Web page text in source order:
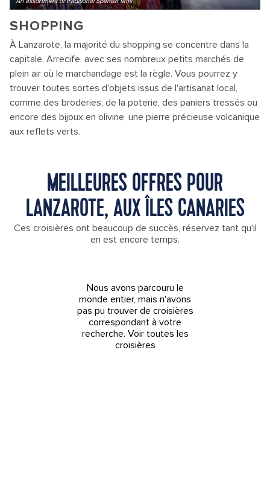
SHOPPING
À Lanzarote, la majorité du shopping se concentre dans la
capitale, Arrecife, avec ses nombreux petits marchés de
plein air où le marchandage est la règle. Vous pourrez y
trouver toutes sortes d'objets issus de l'artisanat local,
comme des broderies, de la poterie, des paniers tressés ou
encore des bijoux en olivine, une pierre précieuse volcanique
aux reflets verts.
MEILLEURES OFFRES POUR
LANZAROTE, AUX ÎLES CANARIES
Ces croisières ont beaucoup de succès, réservez tant qu'il
en est encore temps.
Nous avons parcouru le
monde entier, mais n'avons
pas pu trouver de croisières
correspondant à votre
recherche. Voir toutes les
croisières